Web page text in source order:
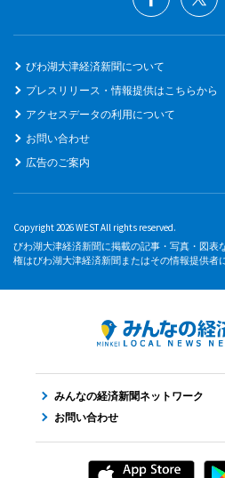
びわ湖大津経済新聞について
プレスリリース・情報提供はこちらから
アクセスデータの利用について
お問い合わせ
広告のご案内
Copyright 2026 WEST All rights reserved.
びわ湖大津経済新聞に掲載の記事・写真・図表
権はびわ湖大津経済新聞またはその情報提供者
みんなの経済新聞ネットワーク
お問い合わせ